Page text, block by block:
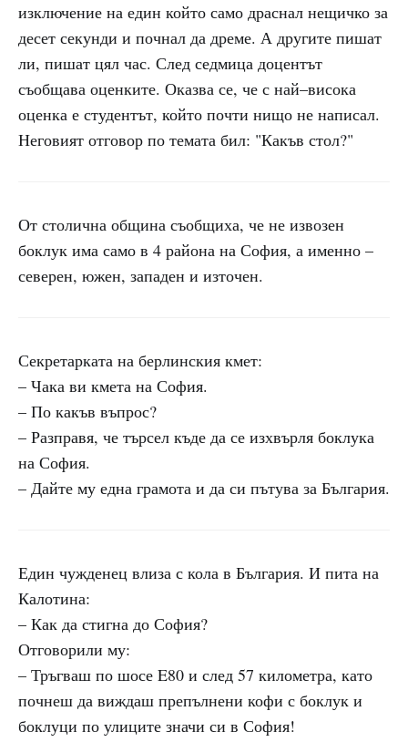
изключение на един който само драснал нещичко за
десет секунди и почнал да дреме. А другите пишат
ли, пишат цял час. След седмица доцентът
съобщава оценките. Оказва се, че с най–висока
оценка е студентът, който почти нищо не написал.
Неговият отговор по темата бил: "Какъв стол?"
От столична община съобщиха, че не извозен
боклук има само в 4 района на София, а именно –
северен, южен, западен и източен.
Секретарката на берлинския кмет:
– Чака ви кмета на София.
– По какъв въпрос?
– Разправя, че търсел къде да се изхвърля боклука
на София.
– Дайте му една грамота и да си пътува за България.
Един чужденец влиза с кола в България. И пита на
Калотина:
– Как да стигна до София?
Отговорили му:
– Тръгваш по шосе E80 и след 57 километра, като
почнеш да виждаш препълнени кофи с боклук и
боклуци по улиците значи си в София!